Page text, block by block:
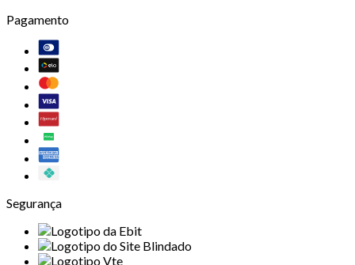
Pagamento
Segurança